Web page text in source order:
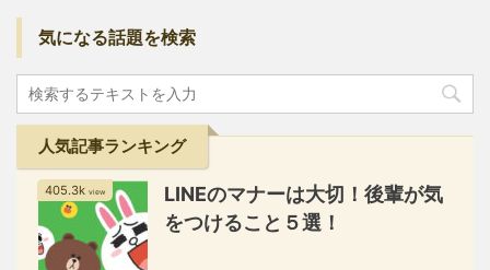
気になる話題を検索
人気記事ランキング
405.3k view
LINEのマナーは大切！後輩が気
をつけること５選！